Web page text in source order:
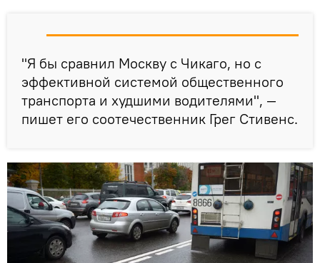
"Я бы сравнил Москву с Чикаго, но с
эффективной системой общественного
транспорта и худшими водителями", —
пишет его соотечественник Грег Стивенс.